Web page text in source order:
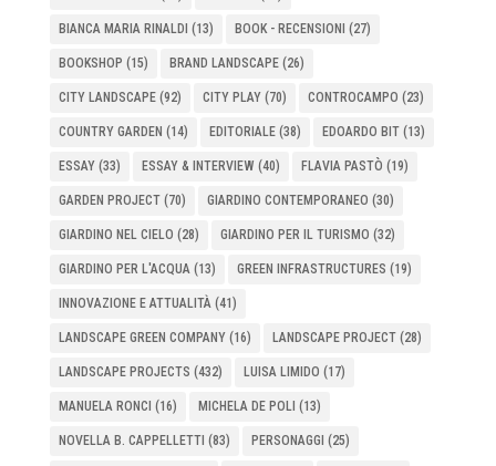
BIANCA MARIA RINALDI (13) BOOK - RECENSIONI (27)
BOOKSHOP (15) BRAND LANDSCAPE(26)
CITY LANDSCAPE(92) CITY PLAY(70) CONTROCAMPO (23)
COUNTRY GARDEN (14) EDITORIALE(38) EDOARDO BIT(13)
ESSAY(33) ESSAY & INTERVIEW (40) FLAVIA PASTÒ (19)
GARDEN PROJECT(70) GIARDINO CONTEMPORANEO (30)
GIARDINO NEL CIELO (28) GIARDINO PER IL TURISMO (32)
GIARDINO PER L'ACQUA(13) GREEN INFRASTRUCTURES (19)
INNOVAZIONE E ATTUALITÀ(41)
LANDSCAPE GREEN COMPANY(16) LANDSCAPE PROJECT(28)
LANDSCAPE PROJECTS (432) LUISA LIMIDO (17)
MANUELA RONCI (16) MICHELA DE POLI (13)
NOVELLA B. CAPPELLETTI (83) PERSONAGGI (25)